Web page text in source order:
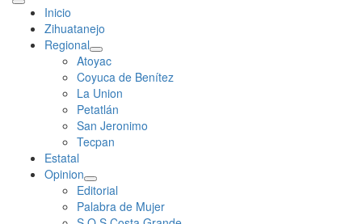
Primary
Menu
Inicio
Zihuatanejo
Regional
Atoyac
Coyuca de Benítez
La Union
Petatlán
San Jeronimo
Tecpan
Estatal
Opinion
Editorial
Palabra de Mujer